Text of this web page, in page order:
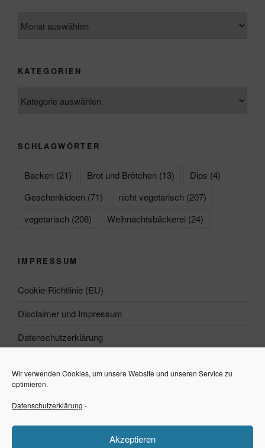
Wir verwenden Cookies, um unsere Website und unseren Service zu
optimieren.
Datenschutzerklärung -
Akzeptieren
KATEGORIEN
SCHLAGWÖRTER
Backen (21) Brot und Brötchen (13) Dips (4)
Geschenkideen (71) nicht vegetarisch (207)
vegetarisch (206) Weihnachtsbäckerei (24)
IMPRESSUM
Cookie-Richtlinie (EU)
Disclaimer und Impressum
Datenschutzerklärung
Suchen